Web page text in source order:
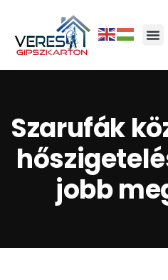
Szarufák
jobb